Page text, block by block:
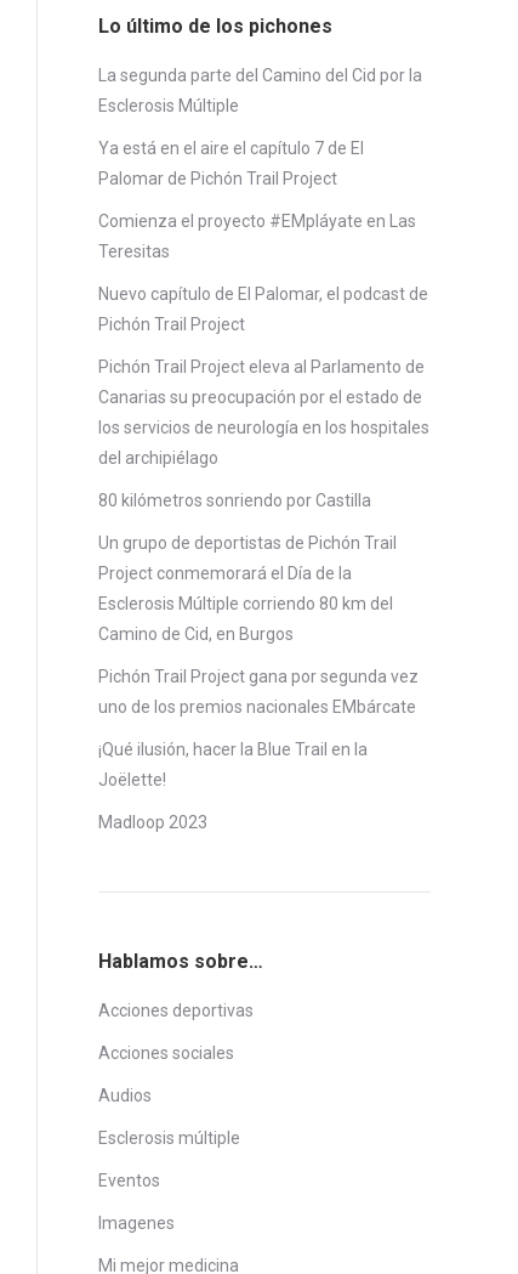
Lo último de los pichones
La segunda parte del Camino del Cid por la
Esclerosis Múltiple
Ya está en el aire el capítulo 7 de El
Palomar de Pichón Trail Project
Comienza el proyecto #EMpláyate en Las
Teresitas
Nuevo capítulo de El Palomar, el podcast de
Pichón Trail Project
Pichón Trail Project eleva al Parlamento de
Canarias su preocupación por el estado de
los servicios de neurología en los hospitales
del archipiélago
80 kilómetros sonriendo por Castilla
Un grupo de deportistas de Pichón Trail
Project conmemorará el Día de la
Esclerosis Múltiple corriendo 80 km del
Camino de Cid, en Burgos
Pichón Trail Project gana por segunda vez
uno de los premios nacionales EMbárcate
¡Qué ilusión, hacer la Blue Trail en la
Joëlette!
Madloop 2023
Hablamos sobre…
Acciones deportivas
Acciones sociales
Audios
Esclerosis múltiple
Eventos
Imagenes
Mi mejor medicina